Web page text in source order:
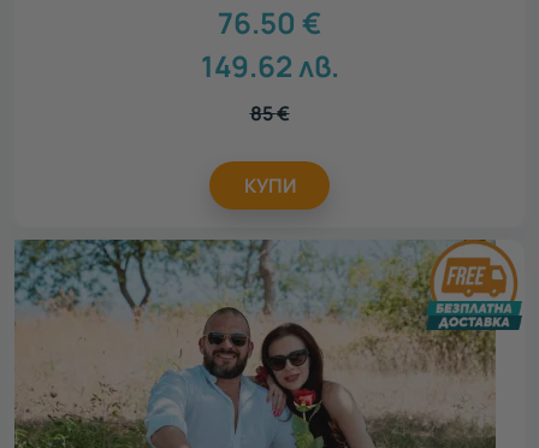
76.50 €
149.62лв.
85€
КУПИ